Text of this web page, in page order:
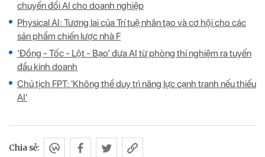
chuyển đổi AI cho doanh nghiệp
Physical AI: Tương lai của Trí tuệ nhân tạo và cơ hội cho các
sản phẩm chiến lược nhà F
‘Đồng - Tốc - Lột - Bạo’ đưa AI từ phòng thí nghiệm ra tuyến
đầu kinh doanh
Chủ tịch FPT: 'Không thể duy trì năng lực cạnh tranh nếu thiếu
AI'
Chia sẻ: